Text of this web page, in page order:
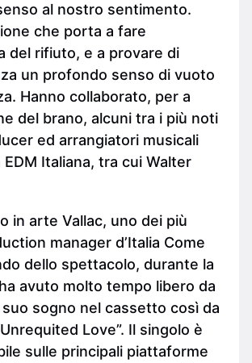
al nostro sentimento.
che porta a fare
del rifiuto, e a provare di
un profondo senso di vuoto
Hanno collaborato, per a
del brano, alcuni tra i più noti
ed arrangiatori musicali
Italiana, tra cui Walter
in arte Vallac, uno dei più
manager d’Italia Come
dello spettacolo, durante la
avuto molto tempo libero da
sogno nel cassetto così da
Love”. Il singolo è
sulle principali piattaforme